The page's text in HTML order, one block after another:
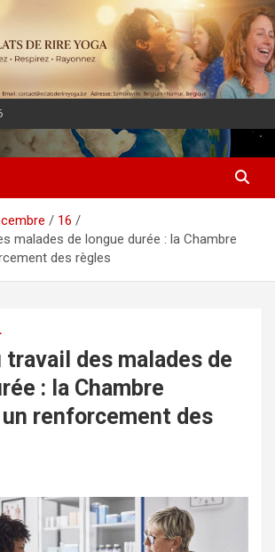
PULSE
16
malades de longue durée : la Chambre
des règles
travail des malades de
: la Chambre
renforcement des